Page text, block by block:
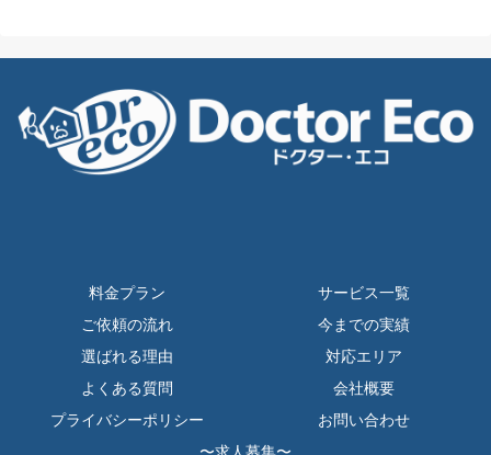
料金プラン
サービス一覧
ご依頼の流れ
今までの実績
選ばれる理由
対応エリア
よくある質問
会社概要
プライバシーポリシー
お問い合わせ